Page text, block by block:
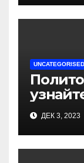
и
UNCATEGORISED
ДЕК 3, 2023